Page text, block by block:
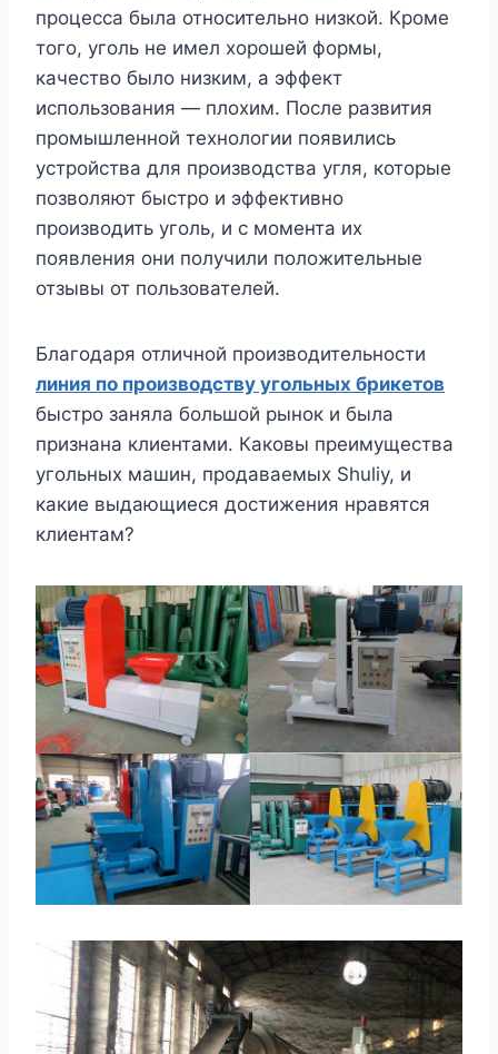
процесса была относительно низкой. Кроме
того, уголь не имел хорошей формы,
качество было низким, а эффект
использования — плохим. После развития
промышленной технологии появились
устройства для производства угля, которые
позволяют быстро и эффективно
производить уголь, и с момента их
появления они получили положительные
отзывы от пользователей.
Благодаря отличной производительности
линия по производству угольных брикетов
быстро заняла большой рынок и была
признана клиентами. Каковы преимущества
угольных машин, продаваемых Shuliy, и
какие выдающиеся достижения нравятся
клиентам?